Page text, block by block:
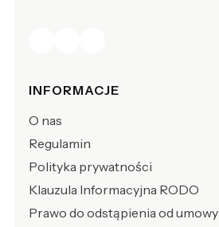
Linki w stopce
INFORMACJE
O nas
Regulamin
Polityka prywatności
Klauzula Informacyjna RODO
Prawo do odstąpienia od umowy